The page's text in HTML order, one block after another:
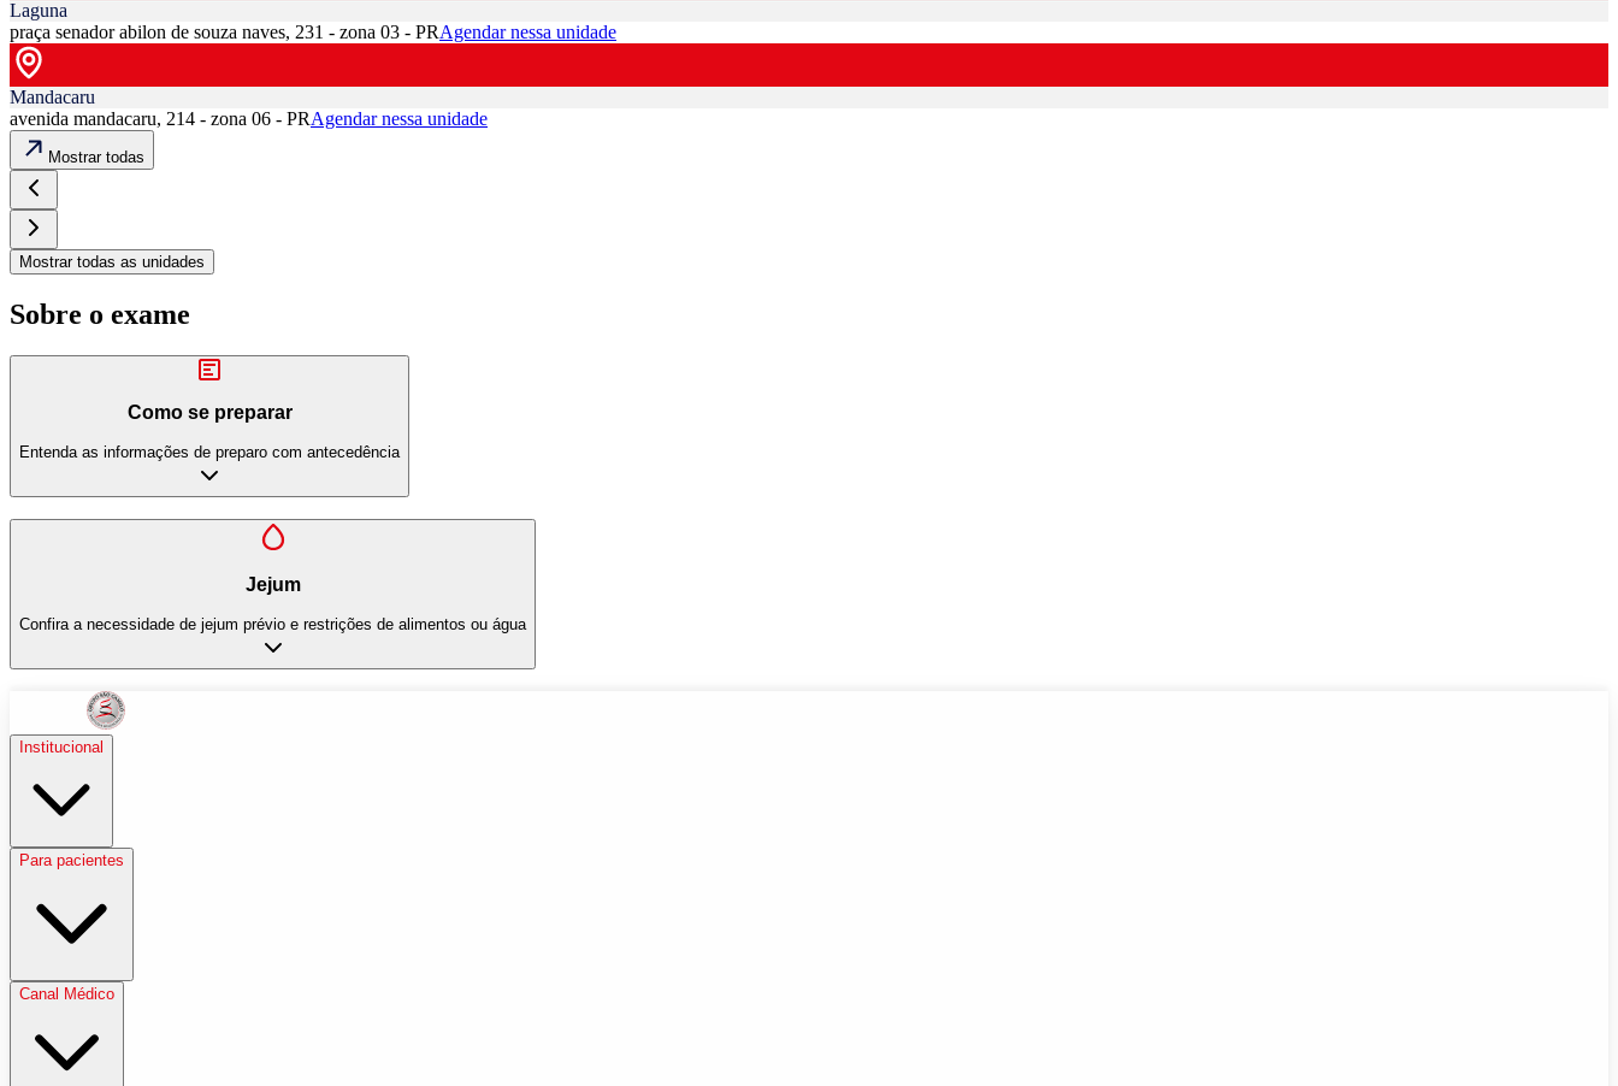
Laguna
praça senador abilon de souza naves, 231 - zona 03 - PRAgendar nessa unidade
Mandacaru
avenida mandacaru, 214 - zona 06 - PRAgendar nessa unidade
Mostrar todas
Mostrar todas as unidades
Sobre o exame
Como se preparar
Entenda as informações de preparo com antecedência
Jejum
Confira a necessidade de jejum prévio e restrições de alimentos ou água
Institucional
Para pacientes
Canal Médico